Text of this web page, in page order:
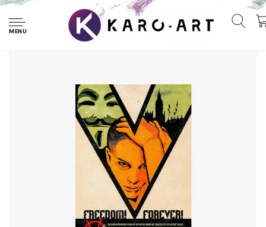
MENU
Poster - V voor Vendetta, 2005, Originele Filmposter,
Premium Print, Professioneel Fotopapier